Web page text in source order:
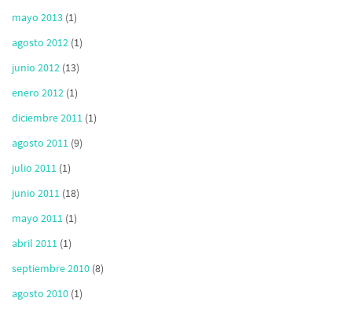
mayo 2013 (1)
agosto 2012 (1)
junio 2012 (13)
enero 2012 (1)
diciembre 2011 (1)
agosto 2011 (9)
julio 2011 (1)
junio 2011 (18)
mayo 2011 (1)
abril 2011 (1)
septiembre 2010 (8)
agosto 2010 (1)